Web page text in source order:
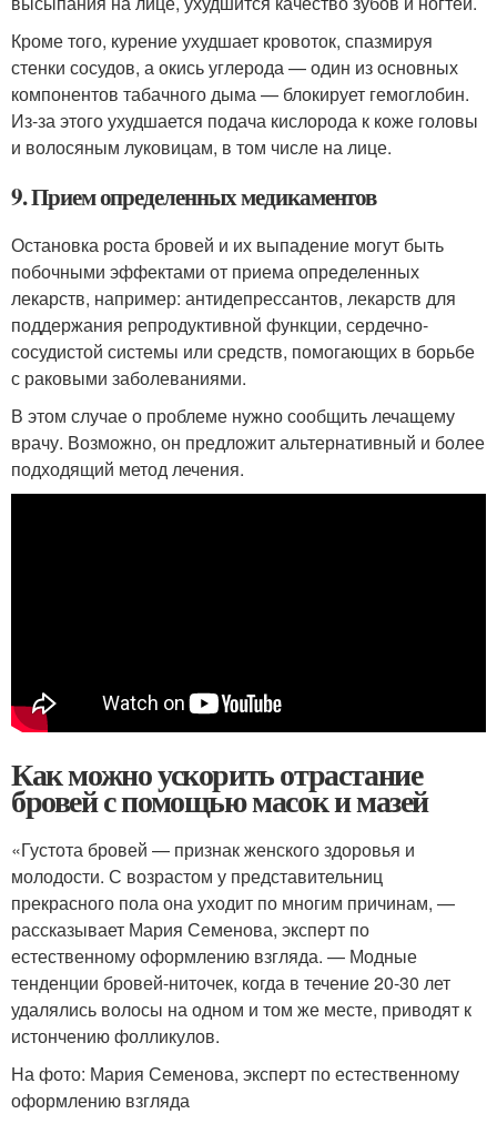
Кроме того, курение ухудшает кровоток, спазмируя
стенки сосудов, а окись углерода — один из основных
компонентов табачного дыма — блокирует гемоглобин.
Из-за этого ухудшается подача кислорода к коже головы
и волосяным луковицам, в том числе на лице.
9. Прием определенных медикаментов
Остановка роста бровей и их выпадение могут быть
побочными эффектами от приема определенных
лекарств, например: антидепрессантов, лекарств для
поддержания репродуктивной функции, сердечно-
сосудистой системы или средств, помогающих в борьбе
с раковыми заболеваниями.
В этом случае о проблеме нужно сообщить лечащему
врачу. Возможно, он предложит альтернативный и более
подходящий метод лечения.
Как можно ускорить отрастание
бровей с помощью масок и мазей
«Густота бровей — признак женского здоровья и
молодости. С возрастом у представительниц
прекрасного пола она уходит по многим причинам, —
рассказывает Мария Семенова, эксперт по
естественному оформлению взгляда. — Модные
тенденции бровей-ниточек, когда в течение 20-30 лет
удалялись волосы на одном и том же месте, приводят к
истончению фолликулов.
На фото: Мария Семенова, эксперт по естественному
оформлению взгляда